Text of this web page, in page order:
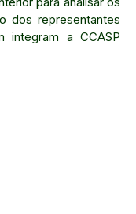
dos representantes
integram a CCASP